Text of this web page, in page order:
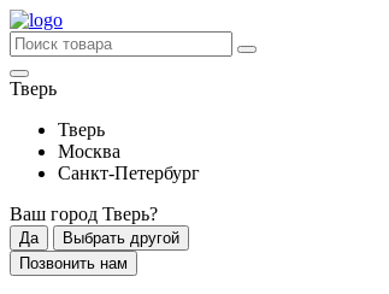
Тверь
Тверь
Москва
Санкт-Петербург
Ваш город Тверь?
Да
Выбрать другой
Позвонить нам